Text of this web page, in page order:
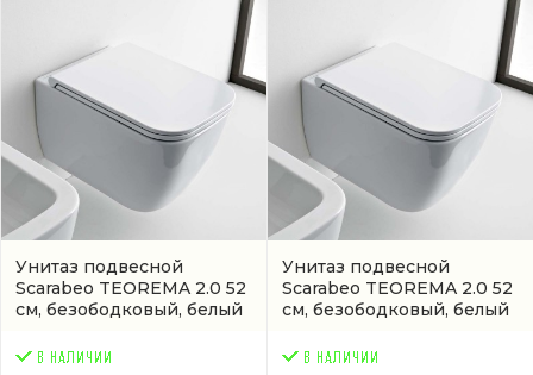
Унитаз подвесной
Scarabeo TEOREMA 2.0 52
см, безободковый, белый
Унитаз подвесной
Scarabeo TEOREMA 2.0 52
см, безободковый, белый